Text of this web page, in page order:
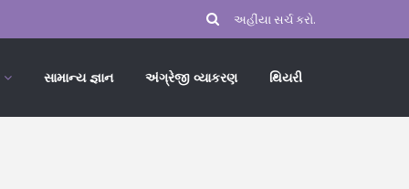
સામાન્ય જ્ઞાન અંગ્રેજી વ્યાકરણ થિયરી